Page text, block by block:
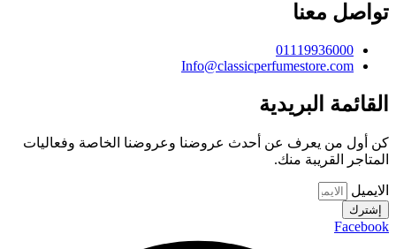
تواصل معنا
01119936000
Info@classicperfumestore.com
القائمة البريدية
كن أول من يعرف عن أحدث عروضنا وعروضنا الخاصة وفعاليات
المتاجر القريبة منك.
الايميل
إشترك
Facebook